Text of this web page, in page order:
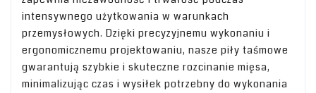
intensywnego użytkowania w warunkach
przemysłowych. Dzięki precyzyjnemu wykonaniu i
ergonomicznemu projektowaniu, nasze piły taśmowe
gwarantują szybkie i skuteczne rozcinanie mięsa,
minimalizując czas i wysiłek potrzebny do wykonania